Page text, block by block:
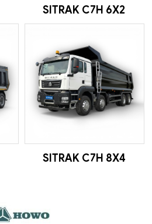
SITRAK C7H 6X2
SITRAK C7H 8X4